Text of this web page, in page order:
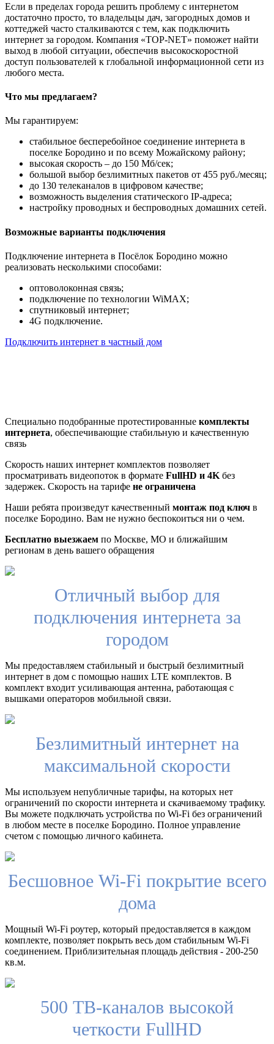
Если в пределах города решить проблему с интернетом
достаточно просто, то владельцы дач, загородных домов и
коттеджей часто сталкиваются с тем, как подключить
интернет за городом. Компания «TOP-NET» поможет найти
выход в любой ситуации, обеспечив высокоскоростной
доступ пользователей к глобальной информационной сети из
любого места.
Что мы предлагаем?
Мы гарантируем:
стабильное бесперебойное соединение интернета в
поселке Бородино и по всему Можайскому району;
высокая скорость – до 150 Мб/сек;
большой выбор безлимитных пакетов от 455 руб./месяц;
до 130 телеканалов в цифровом качестве;
возможность выделения статического IP-адреса;
настройку проводных и беспроводных домашних сетей.
Возможные варианты подключения
Подключение интернета в Посёлок Бородино можно
реализовать несколькими способами:
оптоволоконная связь;
подключение по технологии WiMAX;
спутниковый интернет;
4G подключение.
Подключить интернет в частный дом
Специально подобранные протестированные комплекты
интернета, обеспечивающие стабильную и качественную
связь
Скорость наших интернет комплектов позволяет
просматривать видеопоток в формате FullHD и 4K без
задержек. Скорость на тарифе не ограничена
Наши ребята произведут качественный монтаж под ключ в
поселке Бородино. Вам не нужно беспокоиться ни о чем.
Бесплатно выезжаем по Москве, МО и ближайшим
регионам в день вашего обращения
Отличный выбор для
подключения интернета за
городом
Мы предоставляем стабильный и быстрый безлимитный
интернет в дом с помощью наших LTE комплектов. В
комплект входит усиливающая антенна, работающая с
вышками операторов мобильной связи.
Безлимитный интернет на
максимальной скорости
Мы используем непубличные тарифы, на которых нет
ограничений по скорости интернета и скачиваемому трафику.
Вы можете подключать устройства по Wi-Fi без ограничений
в любом месте в поселке Бородино. Полное управление
счетом с помощью личного кабинета.
Бесшовное Wi-Fi покрытие всего
дома
Мощный Wi-Fi роутер, который предоставляется в каждом
комплекте, позволяет покрыть весь дом стабильным Wi-Fi
соединением. Приблизительная площадь действия - 200-250
кв.м.
500 ТВ-каналов высокой
четкости FullHD